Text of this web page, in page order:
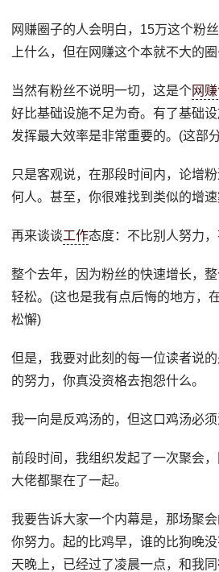
网赚圈子的人会明白，15万这个粉
上什么，但在网赚这个本就不大的
当然有粉丝不说明一切，这是个网
好比基础设施不足为奇。有了基础
发挥最大效率是非常重要的。(这部
只是客观说，在那段时间内，论增
何人。甚至，你很难找到类似的增速
再来谈谈工作态度：不比别人努力，
整个去年，因为粉丝的快速增长，
轻松。(这也是我有点后悔的地方，
松懈)
但是，我要对此刻的每一位读者说
的努力，你真没资格去抱怨什么。
我一向是反鸡汤的，但这口鸡汤必须
前段时间，我组织发起了一次聚会
大佬都聚在了一起。
我要告诉大家一个内幕是，那场聚
你努力。起的比鸡早，谁的比狗晚
天晚上，已经过了凌晨一点，和我